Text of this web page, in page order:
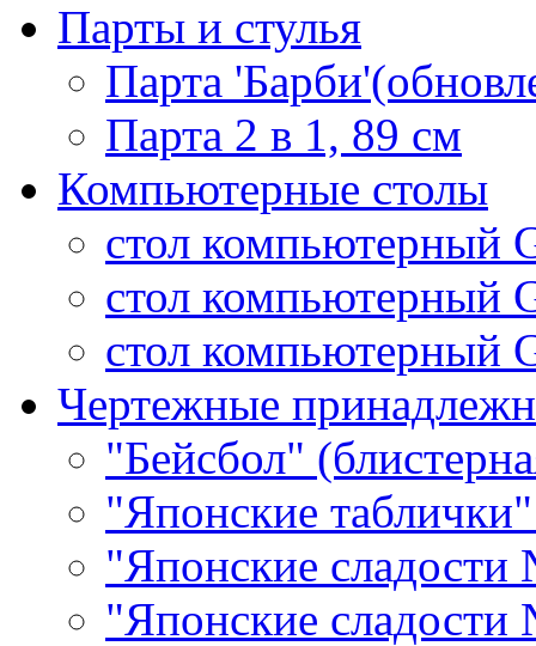
Парты и стулья
Парта
Парта 2 в 1, 89 см
Компьютерные столы
стол компьютерный
стол компьютерный
стол компьютерный
Чертежные
"Бейсбол"
"Японские
"Японские
"Японские